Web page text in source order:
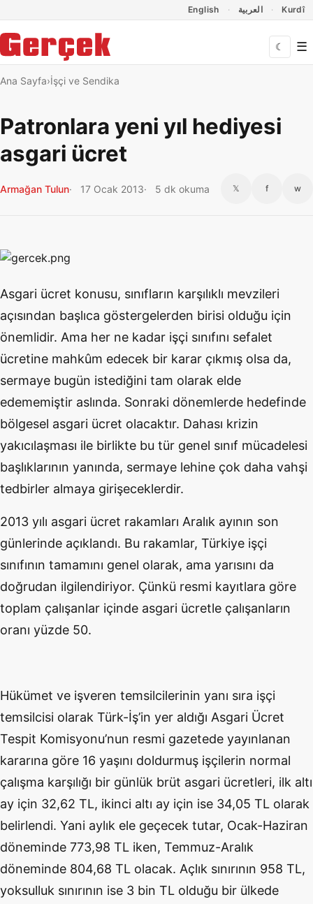
English العربية Kurdî
☾ ☰
Ana Sayfa İşçi ve Sendika
Patronlara yeni yıl hediyesi
asgari ücret
Armağan Tulun 17 Ocak 2013 5 dk okuma 𝕏 f w
Asgari ücret konusu, sınıfların karşılıklı mevzileri
açısından başlıca göstergelerden birisi olduğu için
önemlidir. Ama her ne kadar işçi sınıfını sefalet
ücretine mahkûm edecek bir karar çıkmış olsa da,
sermaye bugün istediğini tam olarak elde
edememiştir aslında. Sonraki dönemlerde hedefinde
bölgesel asgari ücret olacaktır. Dahası krizin
yakıcılaşması ile birlikte bu tür genel sınıf mücadelesi
başlıklarının yanında, sermaye lehine çok daha vahşi
tedbirler almaya girişeceklerdir.
2013 yılı asgari ücret rakamları Aralık ayının son
günlerinde açıklandı. Bu rakamlar, Türkiye işçi
sınıfının tamamını genel olarak, ama yarısını da
doğrudan ilgilendiriyor. Çünkü resmi kayıtlara göre
toplam çalışanlar içinde asgari ücretle çalışanların
oranı yüzde 50.
Hükümet ve işveren temsilcilerinin yanı sıra işçi
temsilcisi olarak Türk-İş’in yer aldığı Asgari Ücret
Tespit Komisyonu’nun resmi gazetede yayınlanan
kararına göre 16 yaşını doldurmuş işçilerin normal
çalışma karşılığı bir günlük brüt asgari ücretleri, ilk altı
ay için 32,62 TL, ikinci altı ay için ise 34,05 TL olarak
belirlendi. Yani aylık ele geçecek tutar, Ocak-Haziran
döneminde 773,98 TL iken, Temmuz-Aralık
döneminde 804,68 TL olacak. Açlık sınırının 958 TL,
yoksulluk sınırının ise 3 bin TL olduğu bir ülkede